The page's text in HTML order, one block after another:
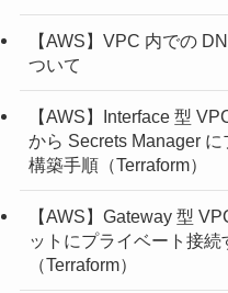
【AWS】VPC 内での
ついて
【AWS】Interface 型
から Secrets Manager
構築手順（Terraform）
【AWS】Gateway 型
ットにプライベート接
（Terraform）